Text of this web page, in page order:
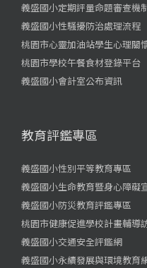
義盛國小定期評量命題審查機
義盛國小性騷擾防治處理流程
桃園市心靈加油站學生心理關
桃園市學校午餐食材登錄平台
義盛國小會計室公布資訊
教育評鑑專區
義盛國小性別平等教育專區
義盛國小生命教育暨身心障礙
義盛國小防災教育評鑑專區
桃園市健康促進學校計畫輔導
義盛國小交通安全評鑑網
義盛國小永續發展與環境教育